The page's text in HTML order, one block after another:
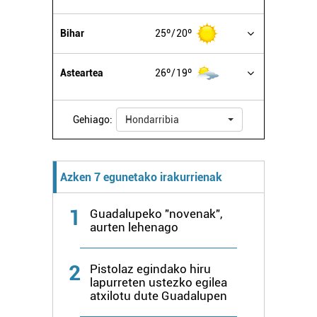
Bihar 25º 20º
Asteartea 26º 19º
Gehiago: Hondarribia
Azken 7 egunetako irakurrienak
1
Guadalupeko "novenak",
aurten lehenago
2
Pistolaz egindako hiru
lapurreten ustezko egilea
atxilotu dute Guadalupen